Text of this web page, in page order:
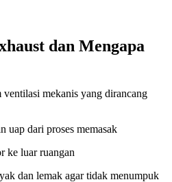
dan Mengapa
mekanis yang dirancang
uap dari proses memasak
ke luar ruangan
dan lemak agar tidak menumpuk